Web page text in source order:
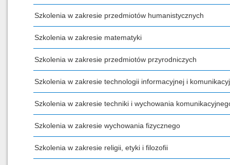
Szkolenia w zakresie przedmiotów humanistycznych
Szkolenia w zakresie matematyki
Szkolenia w zakresie przedmiotów przyrodniczych
Szkolenia w zakresie technologii informacyjnej i
Szkolenia w zakresie techniki i wychowania
Szkolenia w zakresie wychowania fizycznego
Szkolenia w zakresie religii, etyki i filozofii